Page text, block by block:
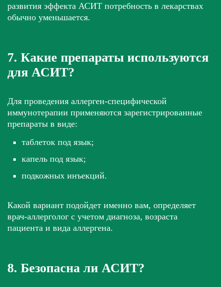
развития эффекта АСИТ потребность в лекарствах
обычно уменьшается.
7. Какие препараты используются
для АСИТ?
Для проведения аллерген-специфической
иммунотерапии применяются зарегистрированные
препараты в виде:
таблеток под язык;
капель под язык;
подкожных инъекций.
Какой вариант подойдет именно вам, определяет
врач-аллерголог с учетом диагноза, возраста
пациента и вида аллергена.
8. Безопасна ли АСИТ?